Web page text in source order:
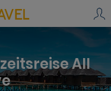
All